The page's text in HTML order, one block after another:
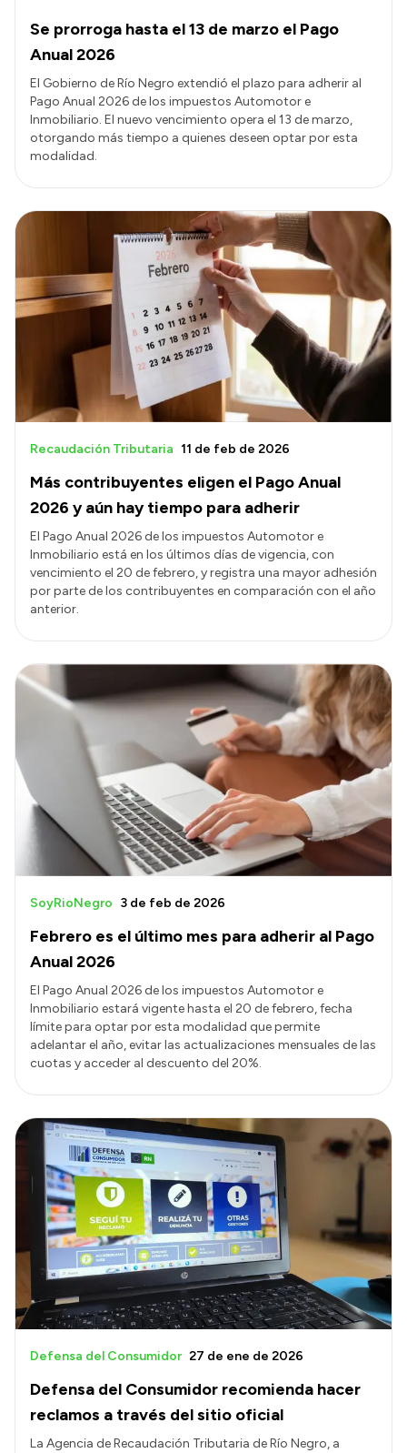
Se prorroga hasta el 13 de marzo el Pago
Anual 2026
El Gobierno de Río Negro extendió el plazo para adherir al
Pago Anual 2026 de los impuestos Automotor e
Inmobiliario. El nuevo vencimiento opera el 13 de marzo,
otorgando más tiempo a quienes deseen optar por esta
modalidad.
Más contribuyentes eligen el Pago Anual
2026 y aún hay tiempo para adherir
Recaudación Tributaria 11 de feb de 2026
El Pago Anual 2026 de los impuestos Automotor e
Inmobiliario está en los últimos días de vigencia, con
vencimiento el 20 de febrero, y registra una mayor adhesión
por parte de los contribuyentes en comparación con el año
anterior.
Febrero es el último mes para adherir al Pago
Anual 2026
SoyRioNegro 3 de feb de 2026
El Pago Anual 2026 de los impuestos Automotor e
Inmobiliario estará vigente hasta el 20 de febrero, fecha
límite para optar por esta modalidad que permite
adelantar el año, evitar las actualizaciones mensuales de las
cuotas y acceder al descuento del 20%.
Defensa del Consumidor recomienda hacer
reclamos a través del sitio oficial
Defensa del Consumidor 27 de ene de 2026
La Agencia de Recaudación Tributaria de Río Negro, a